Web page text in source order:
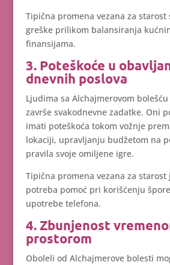
Tipična promena vezana za starost
greške prilikom balansiranja
finansijama.
3. Poteškoće u
dnevnih poslova
Ljudima sa Alchajmerovom
završe svakodnevne zadatke. Oni
imati poteškoća tokom vožnje
lokaciji, upravljanju budžetom na
pravila svoje omiljene igre.
Tipična promena vezana za starost
potreba pomoć pri korišćenju
upotrebe telefona.
4. Zbunjenost
prostorom
Oboleli od Alchajmerove bolesti